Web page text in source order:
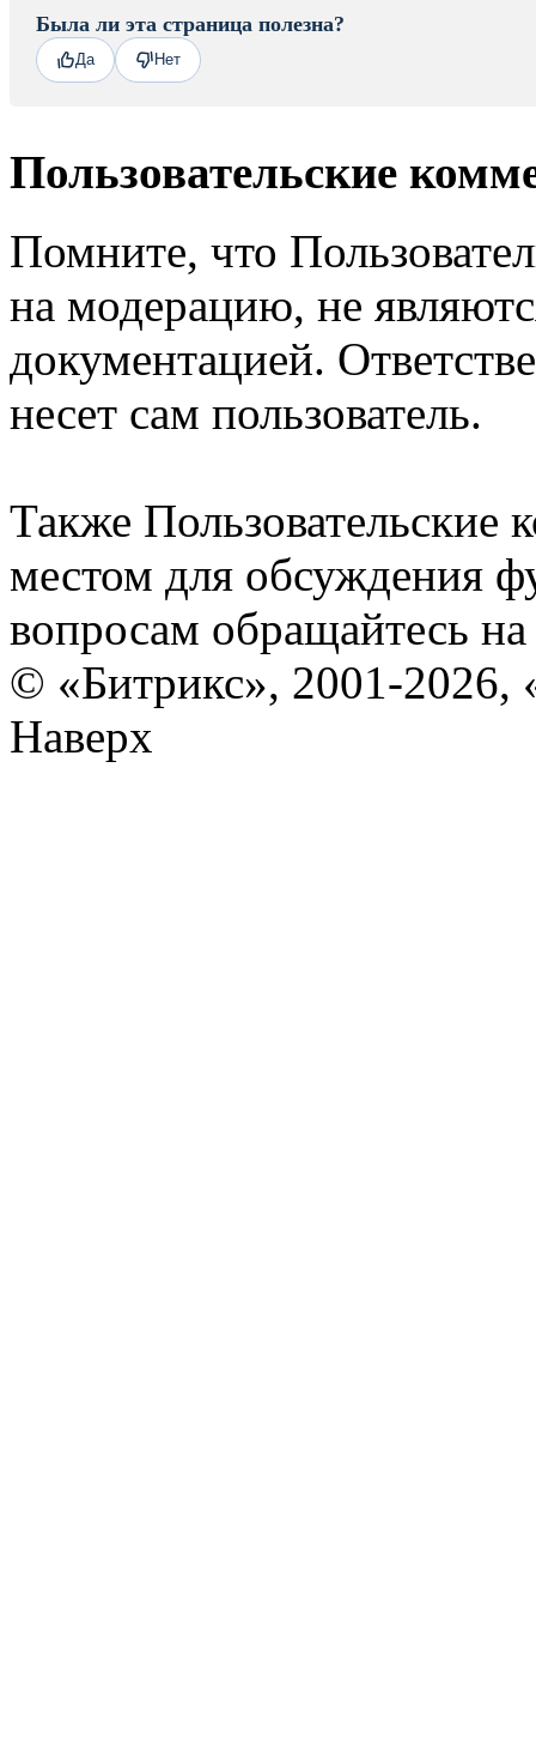
Была ли эта страница полезна?
Да Нет
Пользовательские
Помните, что
на модерацию, не
документацией.
несет сам пользователь.
Также Пользовательские
местом для обсуждения
вопросам обращайтесь
© «Битрикс», 2001-2026,
Наверх